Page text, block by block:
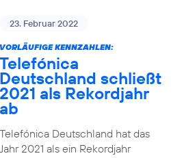
23. Februar 2022
VORLÄUFIGE KENNZAHLEN:
Telefónica
Deutschland schließt
2021 als Rekordjahr
ab
Telefónica Deutschland hat das
Jahr 2021 als ein Rekordjahr